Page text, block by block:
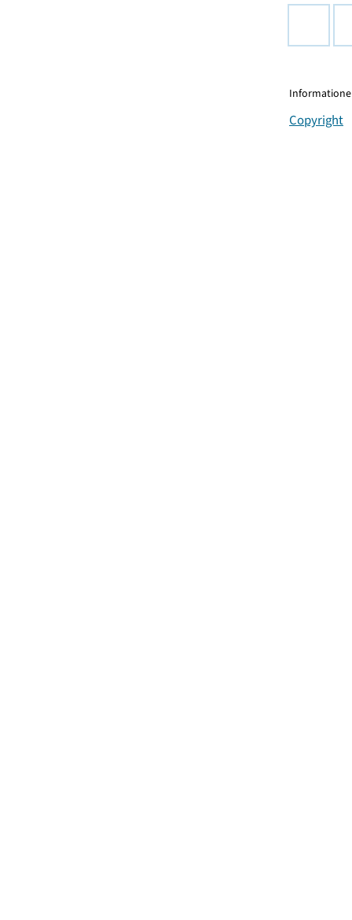
Copyright